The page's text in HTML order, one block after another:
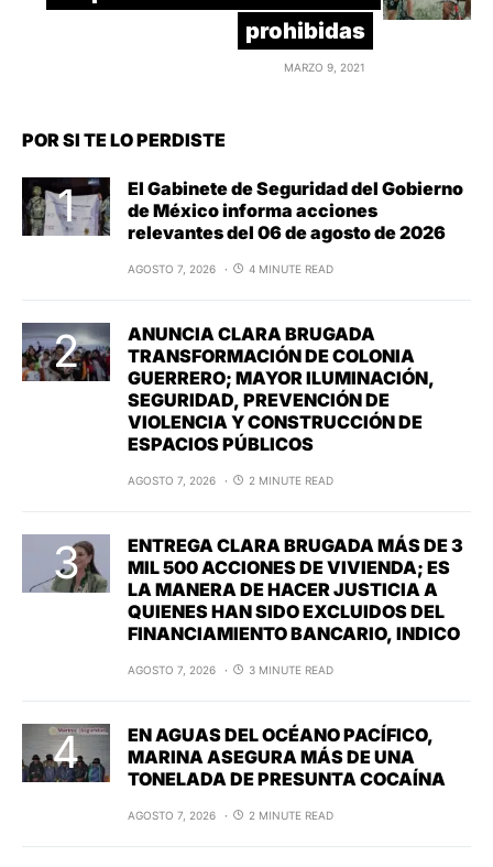
prohibidas
MARZO 9, 2021
POR SI TE LO PERDISTE
El Gabinete de Seguridad del Gobierno
de México informa acciones
relevantes del 06 de agosto de 2026
AGOSTO 7, 2026 4 MINUTE READ
ANUNCIA CLARA BRUGADA
TRANSFORMACIÓN DE COLONIA
GUERRERO; MAYOR ILUMINACIÓN,
SEGURIDAD, PREVENCIÓN DE
VIOLENCIA Y CONSTRUCCIÓN DE
ESPACIOS PÚBLICOS
AGOSTO 7, 2026 2 MINUTE READ
ENTREGA CLARA BRUGADA MÁS DE 3
MIL 500 ACCIONES DE VIVIENDA; ES
LA MANERA DE HACER JUSTICIA A
QUIENES HAN SIDO EXCLUIDOS DEL
FINANCIAMIENTO BANCARIO, INDICO
AGOSTO 7, 2026 3 MINUTE READ
EN AGUAS DEL OCÉANO PACÍFICO,
MARINA ASEGURA MÁS DE UNA
TONELADA DE PRESUNTA COCAÍNA
AGOSTO 7, 2026 2 MINUTE READ